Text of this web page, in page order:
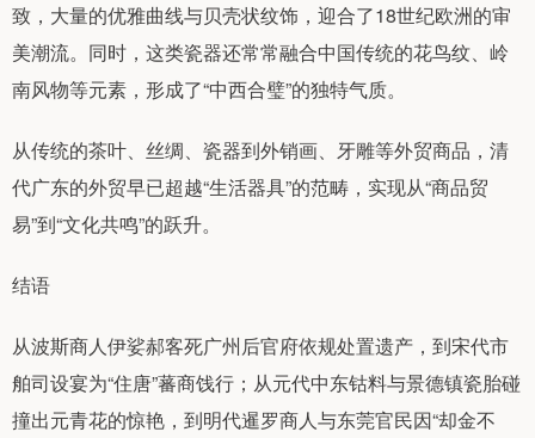
致，大量的优雅曲线与贝壳状纹饰，迎合了18世纪欧洲的审
美潮流。同时，这类瓷器还常常融合中国传统的花鸟纹、岭
南风物等元素，形成了“中西合璧”的独特气质。
从传统的茶叶、丝绸、瓷器到外销画、牙雕等外贸商品，清
代广东的外贸早已超越“生活器具”的范畴，实现从“商品贸
易”到“文化共鸣”的跃升。
结语
从波斯商人伊娑郝客死广州后官府依规处置遗产，到宋代市
舶司设宴为“住唐”蕃商饯行；从元代中东钴料与景德镇瓷胎碰
撞出元青花的惊艳，到明代暹罗商人与东莞官民因“却金不